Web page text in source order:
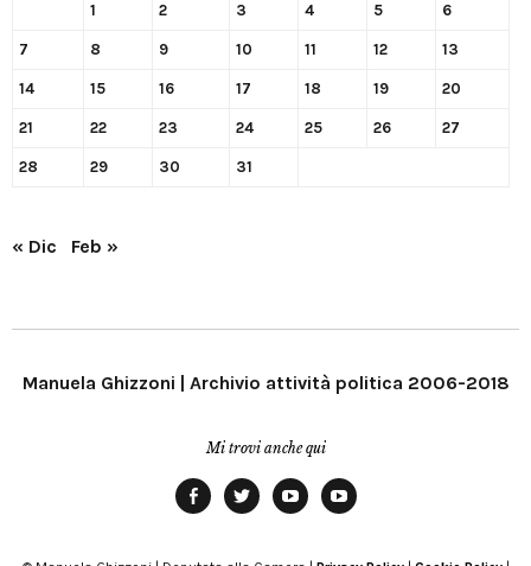
1 2 3 4 5 6
7 8 9 10 11 12 13
14 15 16 17 18 19 20
21 22 23 24 25 26 27
28 29 30 31
« Dic Feb »
Manuela Ghizzoni | Archivio attività politica 2006-2018
Mi trovi anche qui